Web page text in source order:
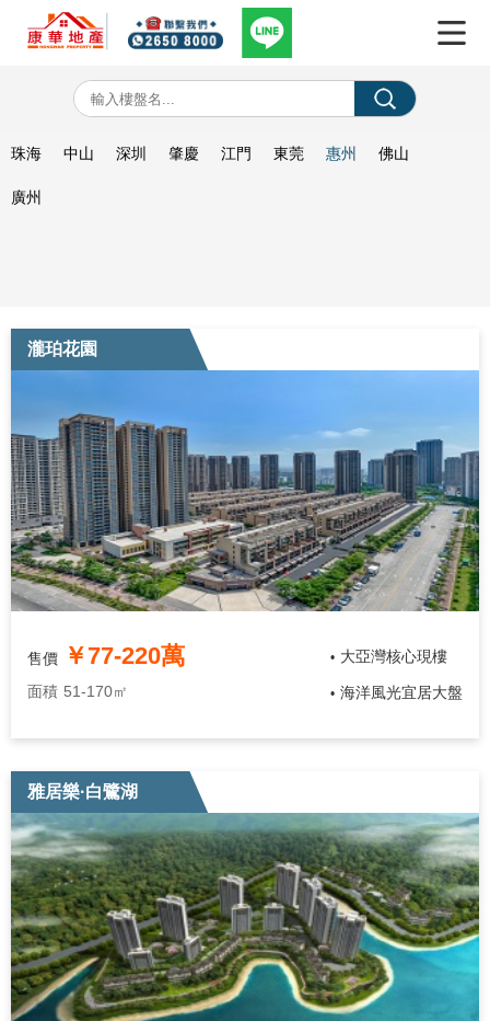
珠海 中山 深圳 肇慶 江門 東莞 惠州 佛山
廣州
瀧珀花園
售價 ￥77-220萬
面積 51-170㎡
• 大亞灣核心現樓
• 海洋風光宜居大盤
雅居樂·白鷺湖